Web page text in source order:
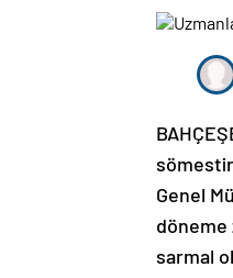
Genel
döneme
sarmal